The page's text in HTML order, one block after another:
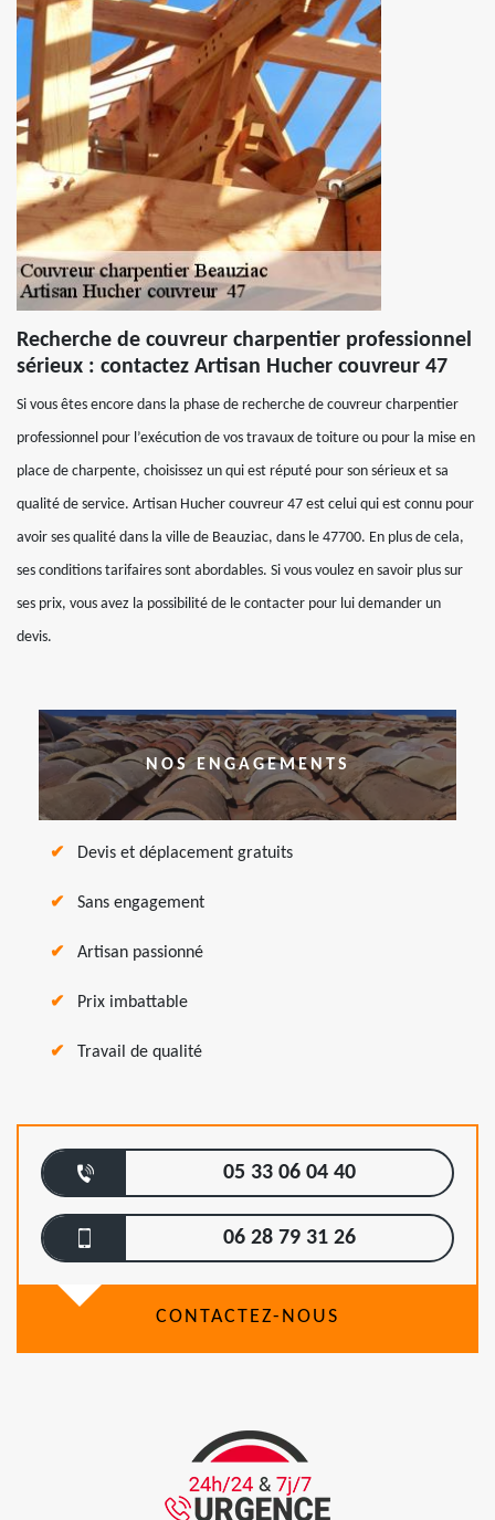
Recherche de couvreur charpentier professionnel
sérieux : contactez Artisan Hucher couvreur 47
Si vous êtes encore dans la phase de recherche de couvreur charpentier
professionnel pour l’exécution de vos travaux de toiture ou pour la mise en
place de charpente, choisissez un qui est réputé pour son sérieux et sa
qualité de service. Artisan Hucher couvreur 47 est celui qui est connu pour
avoir ses qualité dans la ville de Beauziac, dans le 47700. En plus de cela,
ses conditions tarifaires sont abordables. Si vous voulez en savoir plus sur
ses prix, vous avez la possibilité de le contacter pour lui demander un
devis.
NOS ENGAGEMENTS
Devis et déplacement gratuits
Sans engagement
Artisan passionné
Prix imbattable
Travail de qualité
05 33 06 04 40
06 28 79 31 26
CONTACTEZ-NOUS